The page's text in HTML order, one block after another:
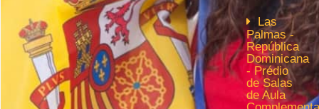
Las
Palmas -
República
Dominicana
- Prédio
de Salas
de Aula